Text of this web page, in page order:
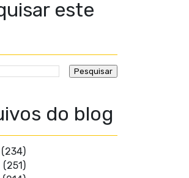
este
do blog
(234)
(251)